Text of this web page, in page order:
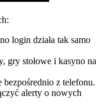
login działa tak samo
gry stołowe i kasyno na
z telefonu.
alerty o nowych